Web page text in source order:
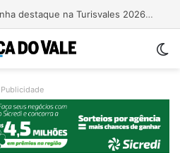
Turismo de Relvado ganha destaque na Turisvales 2026 com apresentação do Caminho da Fé e Devoção
Publicidade